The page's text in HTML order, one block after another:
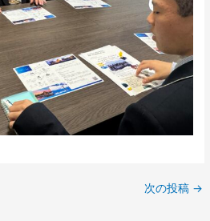
次の投稿 →